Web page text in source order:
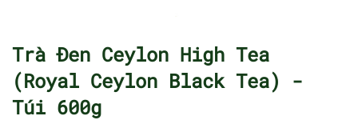
Trà Đen Ceylon High Tea
(Royal Ceylon Black Tea) -
Túi 600g